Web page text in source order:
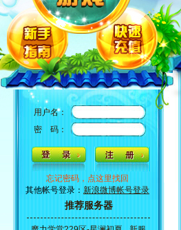
用户名：
密 码：
忘记密码，点这里找回
其他帐号登录： 新浪微博帐号登录
推荐服务器